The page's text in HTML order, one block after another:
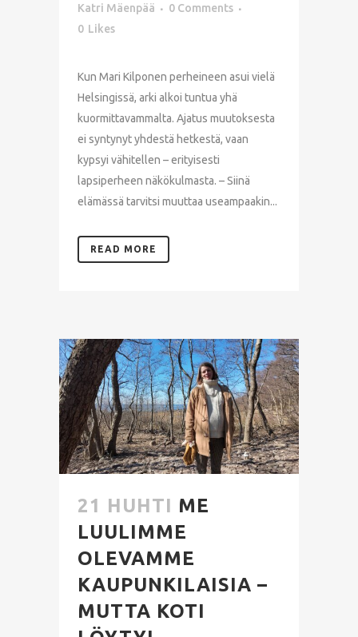
Katri Mäenpää
0 Comments
0 Likes
Kun Mari Kilponen perheineen asui vielä
Helsingissä, arki alkoi tuntua yhä
kuormittavammalta. Ajatus muutoksesta
ei syntynyt yhdestä hetkestä, vaan
kypsyi vähitellen – erityisesti
lapsiperheen näkökulmasta. – Siinä
elämässä tarvitsi muuttaa useampaakin...
READ MORE
21 HUHTI ME
LUULIMME
OLEVAMME
KAUPUNKILAISIA –
MUTTA KOTI